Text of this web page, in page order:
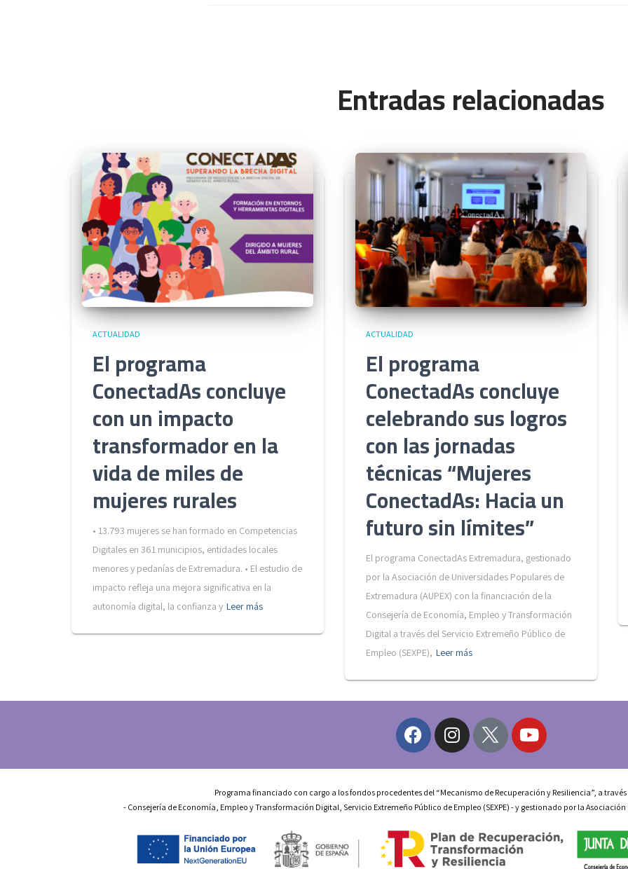
Entradas relacionadas
ACTUALIDAD
El programa
ConectadAs concluye
con un impacto
transformador en la
vida de miles de
mujeres rurales
• 13.793 mujeres se han formado en Competencias
Digitales en 361 municipios, entidades locales
menores y pedanías de Extremadura. • El estudio de
impacto refleja una mejora significativa en la
autonomía digital, la confianza y Leer más
ACTUALIDAD
El programa
ConectadAs concluye
celebrando sus logros
con las jornadas
técnicas “Mujeres
ConectadAs: Hacia un
futuro sin límites”
El programa ConectadAs Extremadura, gestionado
por la Asociación de Universidades Populares de
Extremadura (AUPEX) con la financiación de la
Consejería de Economía, Empleo y Transformación
Digital a través del Servicio Extremeño Público de
Empleo (SEXPE), Leer más
Programa financiado con cargo a los fondos procedentes del “Mecanismo de Recuperación y Resiliencia”, a
- Consejería de Economía, Empleo y Transformación Digital, Servicio Extremeño Público de Empleo (SEXPE) - y gestionado por la